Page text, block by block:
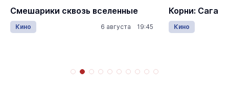
Смешарики сквозь вселенные
Кино 6 августа 19:45
Корни: Сага о
Кино